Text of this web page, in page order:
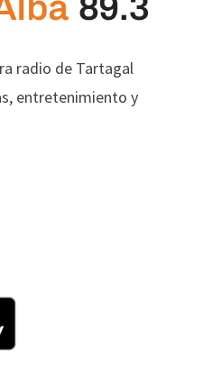
radio de Tartagal
entretenimiento y